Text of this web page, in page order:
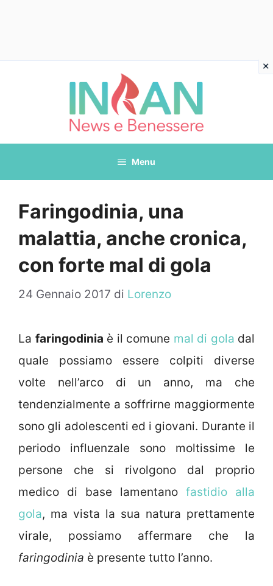
Menu
Faringodinia, una
malattia, anche cronica,
con forte mal di gola
24 Gennaio 2017 di Lorenzo
La faringodinia è il comune mal di gola dal
quale possiamo essere colpiti diverse
volte nell’arco di un anno, ma che
tendenzialmente a soffrirne maggiormente
sono gli adolescenti ed i giovani. Durante il
periodo influenzale sono moltissime le
persone che si rivolgono dal proprio
medico di base lamentano fastidio alla
gola, ma vista la sua natura prettamente
virale, possiamo affermare che la
faringodinia è presente tutto l’anno.